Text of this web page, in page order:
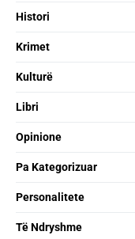
Histori
Krimet
Kulturë
Libri
Opinione
Pa Kategorizuar
Personalitete
Të Ndryshme